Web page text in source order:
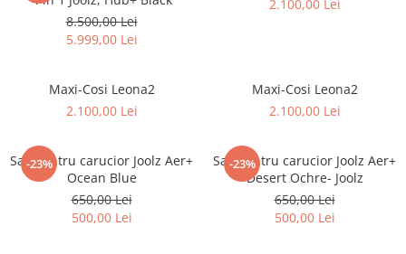
8.500,00 Lei
5.999,00 Lei
2.100,00 Lei
Maxi-Cosi Leona2
2.100,00 Lei
Maxi-Cosi Leona2
2.100,00 Lei
-23%
Sac pentru carucior Joolz Aer+
Ocean Blue
650,00 Lei
500,00 Lei
-23%
Sac pentru carucior Joolz Aer+
Desert Ochre- Joolz
650,00 Lei
500,00 Lei